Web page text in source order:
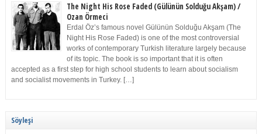
The Night His Rose Faded (Gülünün Solduğu Akşam) /
Ozan Örmeci
Erdal Öz’s famous novel Gülünün Solduğu Akşam (The
Night His Rose Faded) is one of the most controversial
works of contemporary Turkish literature largely because
of its topic. The book is so important that it is often
accepted as a first step for high school students to learn about socialism
and socialist movements in Turkey. […]
Söyleşi